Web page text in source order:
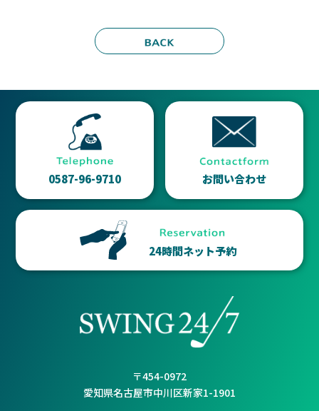
0587-96-9710 お問い合わせ
24時間ネット予約
〒454-0972
愛知県名古屋市中川区新家1-1901